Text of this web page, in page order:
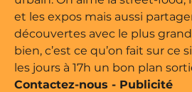
et les expos mais aussi
découvertes avec le plus
bien, c’est ce qu’on fait sur
les jours à 17h un bon plan
Contactez-nous - Publicité